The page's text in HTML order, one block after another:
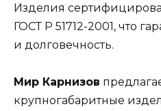
Изделия
ГОСТ Р 51712-2001, что
и долговечность.
Мир Карнизов
крупногабаритные